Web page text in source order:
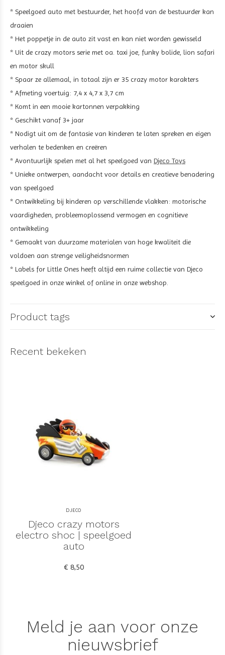
* Speelgoed auto met bestuurder, het hoofd van de bestuurder kan
draaien
* Het poppetje in de auto zit vast en kan niet worden gewisseld
* Uit de crazy motors serie met oa. taxi joe, funky bolide, lion safari
en motor skull
* Spaar ze allemaal, in totaal zijn er 35 crazy motor karakters
* Afmeting voertuig: 7,4 x 4,7 x 3,7 cm
* Komt in een mooie kartonnen verpakking
* Geschikt vanaf 3+ jaar
* Nodigt uit om de fantasie van kinderen te laten spreken en eigen
verhalen te bedenken en creëren
* Avontuurlijk spelen met al het speelgoed van Djeco Toys
* Unieke ontwerpen, aandacht voor details en creatieve benadering
van speelgoed
* Ontwikkeling bij kinderen op verschillende vlakken: motorische
vaardigheden, probleemoplossend vermogen en cognitieve
ontwikkeling
* Gemaakt van duurzame materialen van hoge kwaliteit die
voldoen aan strenge veiligheidsnormen
* Labels for Little Ones heeft altijd een ruime collectie van Djeco
speelgoed in onze winkel of online in onze webshop.
Product tags
Recent bekeken
DJECO
Djeco crazy motors
electro shoc | speelgoed
auto
€ 8,50
Meld je aan voor onze
nieuwsbrief